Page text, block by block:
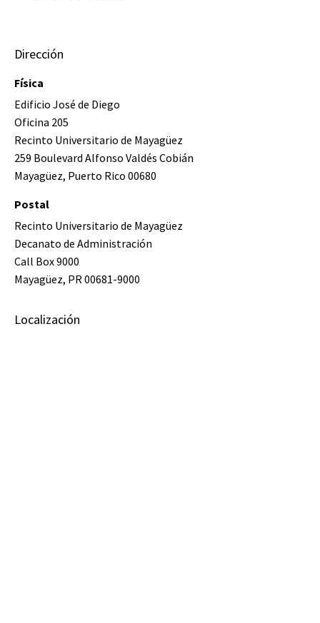
Dirección
Física
Edificio José de Diego
Oficina 205
Recinto Universitario de Mayagüez
259 Boulevard Alfonso Valdés Cobián
Mayagüez, Puerto Rico 00680
Postal
Recinto Universitario de Mayagüez
Decanato de Administración
Call Box 9000
Mayagüez, PR 00681-9000
Localización